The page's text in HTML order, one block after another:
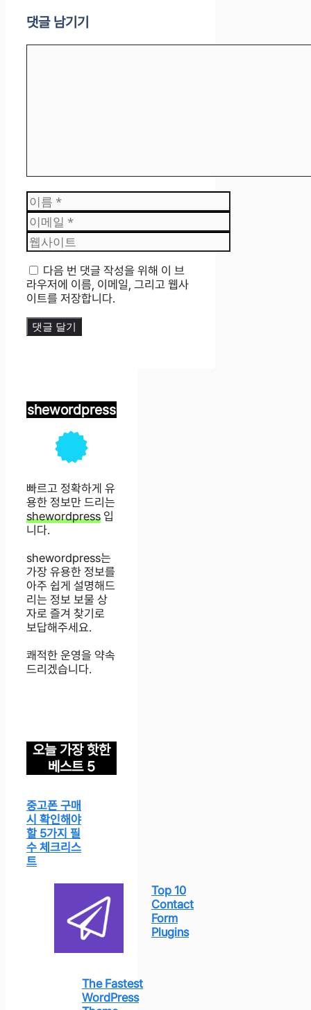
댓글 남기기
이
름
이
메
일
웹
사
이
트
다음 번 댓글 작성을 위해 이 브
라우저에 이름, 이메일, 그리고 웹사
이트를 저장합니다.
shewordpress
빠르고 정확하게 유
용한 정보만 드리는
shewordpress 입
니다.
shewordpress는
가장 유용한 정보를
아주 쉽게 설명해드
리는 정보 보물 상
자로 즐겨 찾기로
보답해주세요.
쾌적한 운영을 약속
드리겠습니다.
오늘 가장 핫한
베스트 5
중고폰 구매
시 확인해야
할 5가지 필
수 체크리스
트
Top 10
Contact
Form
Plugins
The Fastest
WordPress